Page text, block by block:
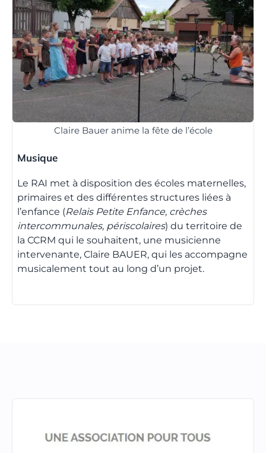
Claire Bauer anime la fête de l’école
Musique
Le RAI met à disposition des écoles maternelles,
primaires et des différentes structures liées à
l’enfance (Relais Petite Enfance, crèches
intercommunales, périscolaires) du territoire de
la CCRM qui le souhaitent, une musicienne
intervenante, Claire BAUER, qui les accompagne
musicalement tout au long d’un projet.